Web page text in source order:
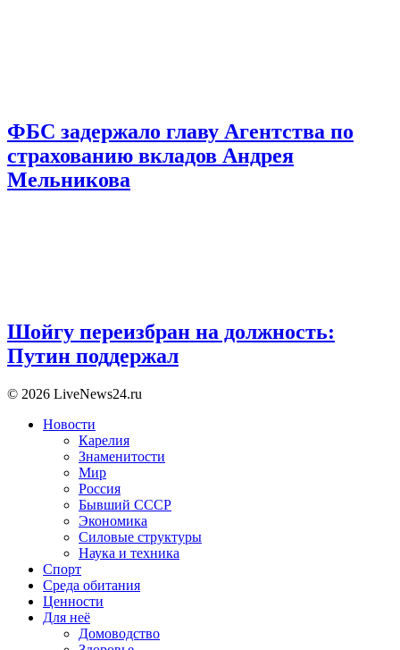
ФБС задержало главу Агентства по
страхованию вкладов Андрея
Мельникова
Шойгу переизбран на должность:
Путин поддержал
© 2026 LiveNews24.ru
Новости
Карелия
Знаменитости
Мир
Россия
Бывший СССР
Экономика
Силовые структуры
Наука и техника
Спорт
Среда обитания
Ценности
Для неё
Домоводство